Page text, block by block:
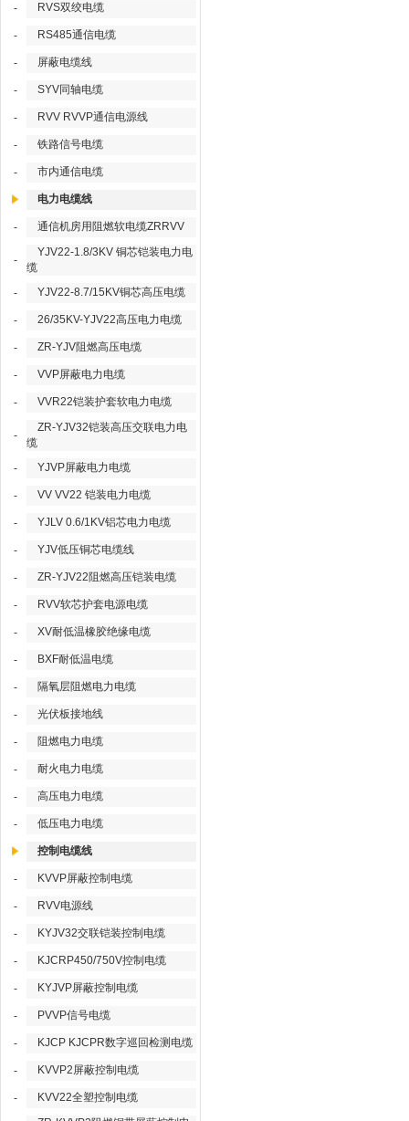
- RVS双绞电缆
- RS485通信电缆
- 屏蔽电缆线
- SYV同轴电缆
- RVV RVVP通信电源线
- 铁路信号电缆
- 市内通信电缆
电力电缆线
- 通信机房用阻燃软电缆ZRRVV
-
YJV22-1.8/3KV 铜芯铠装电力电
缆
-
YJV22-8.7/15KV铜芯高压电缆
- 26/35KV-YJV22高压电力电缆
- ZR-YJV阻燃高压电缆
- VVP屏蔽电力电缆
- VVR22铠装护套软电力电缆
-
ZR-YJV32铠装高压交联电力电
缆
-
YJVP屏蔽电力电缆
- VV VV22 铠装电力电缆
- YJLV 0.6/1KV铝芯电力电缆
- YJV低压铜芯电缆线
- ZR-YJV22阻燃高压铠装电缆
- RVV软芯护套电源电缆
- XV耐低温橡胶绝缘电缆
- BXF耐低温电缆
- 隔氧层阻燃电力电缆
- 光伏板接地线
- 阻燃电力电缆
- 耐火电力电缆
- 高压电力电缆
- 低压电力电缆
控制电缆线
- KVVP屏蔽控制电缆
- RVV电源线
- KYJV32交联铠装控制电缆
- KJCRP450/750V控制电缆
- KYJVP屏蔽控制电缆
- PVVP信号电缆
- KJCP KJCPR数字巡回检测电缆
- KVVP2屏蔽控制电缆
-
KVV22全塑控制电缆